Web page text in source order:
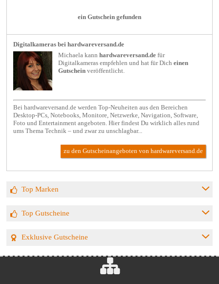
ein Gutschein gefunden
Digitalkameras bei hardwareversand.de
Michaela kannhardwareversand.de für
Digitalkameras empfehlen und hat für Dicheinen
Gutschein veröffentlicht.
Bei hardwareversand.de werden Top-Neuheiten aus den Bereichen
Desktop-PCs, Notebooks, Monitore, Netzwerke, Navigation, Software,
Foto und Entertainment angeboten. Hier findest Du wirklich alles rund
ums Thema Technik – und zwar zu unschlagbar...
zu den Gutscheinangeboten von hardwareversand.de
Top Marken
Top Gutscheine
Exklusive Gutscheine